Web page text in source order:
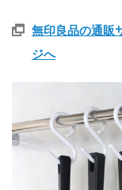
無印良品の通販
ジへ